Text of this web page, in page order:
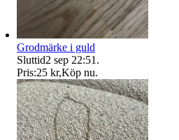
Grodmärke i guld
Sluttid2 sep 22:51 .
Pris:25 kr,Köp nu.